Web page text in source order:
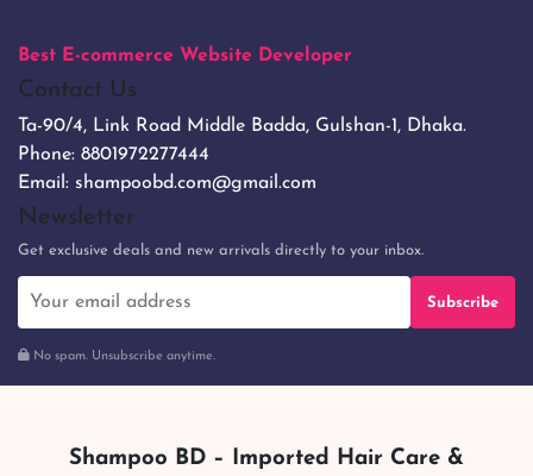
Best E-commerce Website Developer
Contact Us
Ta-90/4, Link Road Middle Badda, Gulshan-1, Dhaka.
Phone: 8801972277444
Email: shampoobd.com@gmail.com
Newsletter
Get exclusive deals and new arrivals directly to your inbox.
Subscribe
No spam. Unsubscribe anytime.
Shampoo BD – Imported Hair Care &